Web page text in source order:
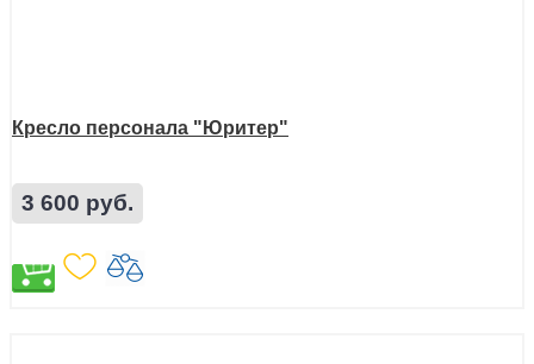
Кресло персонала "Юритер"
3 600 руб.